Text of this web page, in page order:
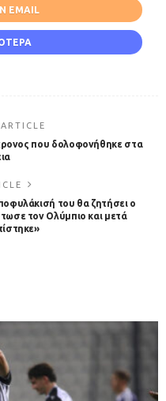
EMAIL
που δολοφονήθηκε στα
του θα ζητήσει ο
τον Ολύμπιο και μετά